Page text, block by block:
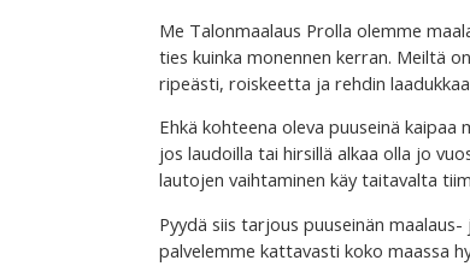
Me Talonmaalaus Prolla olemme
ties kuinka monennen kerran. Meiltä
ripeästi, roiskeetta ja rehdin
Ehkä kohteena oleva puuseinä kaipaa
jos laudoilla tai hirsillä alkaa olla jo
lautojen vaihtaminen käy taitavalta
Pyydä siis tarjous puuseinän
palvelemme kattavasti koko maassa